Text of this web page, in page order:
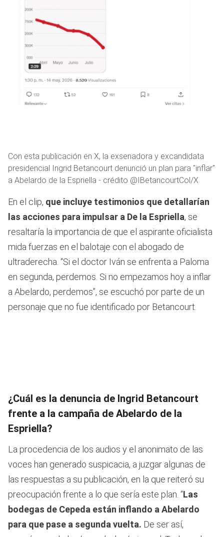
Con esta publicación en X, la exsenadora y excandidata
presidencial Ingrid Betancourt denunció un plan para "inflar"
a Abelardo de la Espriella - crédito @IBetancourtCol/X
En el clip, que incluye testimonios que detallarían
las acciones para impulsar a De la Espriella, se
resaltaría la importancia de que el aspirante oficialista
mida fuerzas en el balotaje con el abogado de
ultraderecha. “Si el doctor Iván se enfrenta a Paloma
en segunda, perdemos. Si no empezamos hoy a inflar
a Abelardo, perdemos”, se escuchó por parte de un
personaje que no fue identificado por Betancourt.
¿Cuál es la denuncia de Ingrid Betancourt
frente a la campaña de Abelardo de la
Espriella?
La procedencia de los audios y el anonimato de las
voces han generado suspicacia, a juzgar algunas de
las respuestas a su publicación, en la que reiteró su
preocupación frente a lo que sería este plan. “Las
bodegas de Cepeda están inflando a Abelardo
para que pase a segunda vuelta. De ser así,